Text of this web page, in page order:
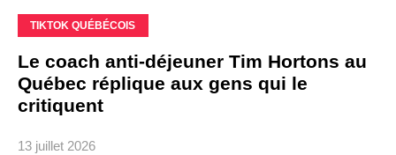
TIKTOK QUÉBÉCOIS
Le coach anti-déjeuner Tim Hortons au
Québec réplique aux gens qui le
critiquent
13 juillet 2026